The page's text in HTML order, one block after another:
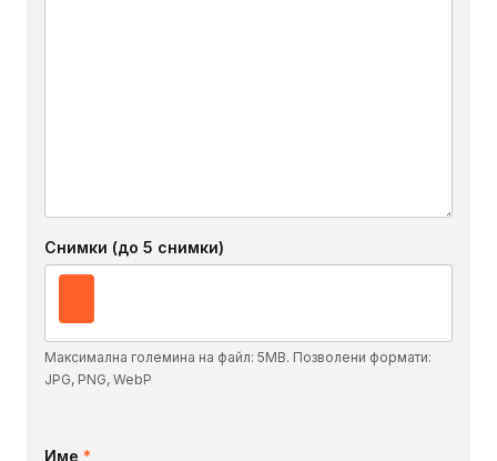
Снимки (до 5 снимки)
Максимална големина на файл: 5MB. Позволени формати:
JPG, PNG, WebP
Име *